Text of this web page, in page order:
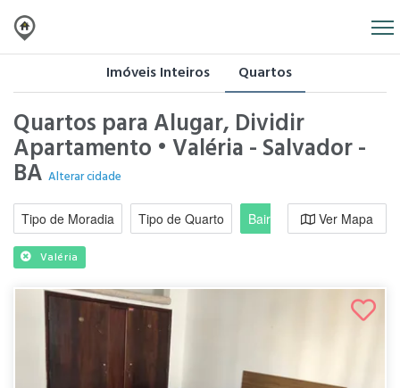
Imóveis Inteiros Quartos
Quartos para Alugar, Dividir
Apartamento • Valéria - Salvador -
BA Alterar cidade
Tipo de Moradia Tipo de Quarto Bairro / RegiãoVer Mapa
Valéria